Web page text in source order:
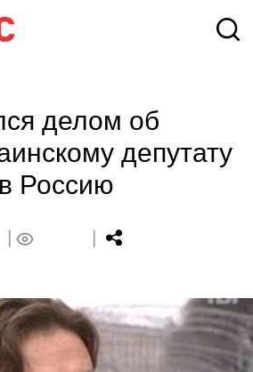
делом об
депутату
Россию